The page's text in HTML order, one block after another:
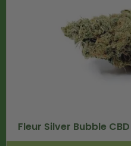
Fleur Silver Bubble